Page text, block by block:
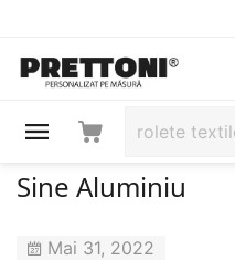
Sine Aluminiu
Mai 31, 2022